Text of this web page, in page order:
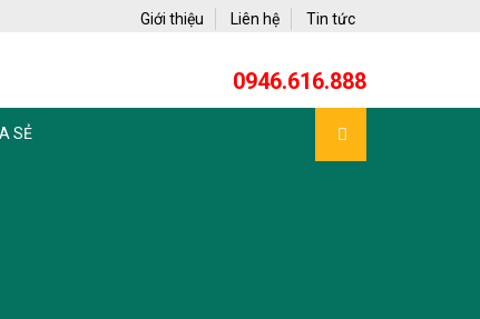
Giới thiệu Liên hệ Tin tức
0946.616.888
SẺ